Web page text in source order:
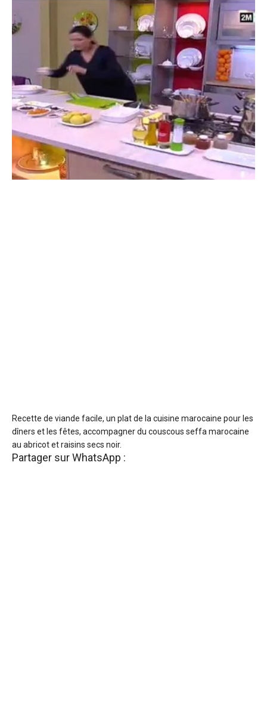
Recette de viande facile, un plat de la cuisine marocaine pour les
dîners et les fêtes, accompagner du couscous seffa marocaine
au abricot et raisins secs noir.
Partager sur WhatsApp :